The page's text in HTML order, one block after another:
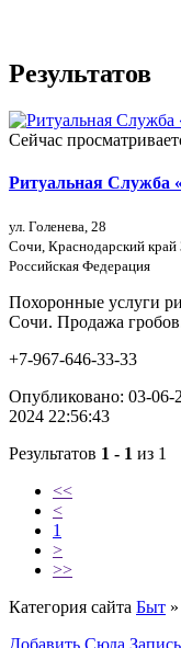
Результатов
Сейчас
Ритуальная Служба
ул. Голенева, 28
Сочи, Краснодарский край
Российская Федерация
Похоронные услуги
Сочи. Продажа
+7-967-646-33-33
Опубликовано: 03-06-
2024 22:56:43
Результатов 1 - 1 из 1
<<
<
1
>
>>
Категория сайта Быт »